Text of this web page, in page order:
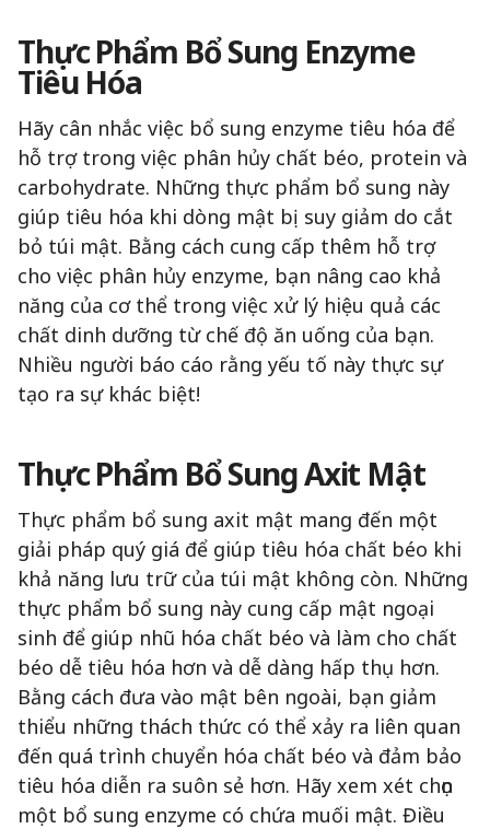
Thực Phẩm Bổ Sung Enzyme
Tiêu Hóa
Hãy cân nhắc việc bổ sung enzyme tiêu hóa để
hỗ trợ trong việc phân hủy chất béo, protein và
carbohydrate. Những thực phẩm bổ sung này
giúp tiêu hóa khi dòng mật bị suy giảm do cắt
bỏ túi mật. Bằng cách cung cấp thêm hỗ trợ
cho việc phân hủy enzyme, bạn nâng cao khả
năng của cơ thể trong việc xử lý hiệu quả các
chất dinh dưỡng từ chế độ ăn uống của bạn.
Nhiều người báo cáo rằng yếu tố này thực sự
tạo ra sự khác biệt!
Thực Phẩm Bổ Sung Axit Mật
Thực phẩm bổ sung axit mật mang đến một
giải pháp quý giá để giúp tiêu hóa chất béo khi
khả năng lưu trữ của túi mật không còn. Những
thực phẩm bổ sung này cung cấp mật ngoại
sinh để giúp nhũ hóa chất béo và làm cho chất
béo dễ tiêu hóa hơn và dễ dàng hấp thụ hơn.
Bằng cách đưa vào mật bên ngoài, bạn giảm
thiểu những thách thức có thể xảy ra liên quan
đến quá trình chuyển hóa chất béo và đảm bảo
tiêu hóa diễn ra suôn sẻ hơn. Hãy xem xét chọn
một bổ sung enzyme có chứa muối mật. Điều